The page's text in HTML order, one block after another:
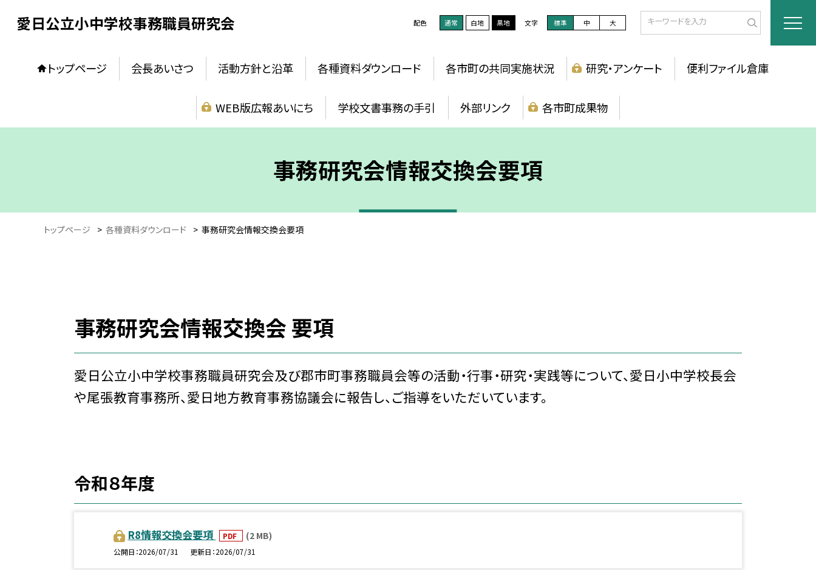
愛日公立小中学校事務職員研究会 配色 通常 白地 黒地 文字 標準 中 大
トップページ 会長あいさつ 活動方針と沿革 各種資料ダウンロード 各市町の共同実施状況 研究・アンケート 便利ファイル倉庫
WEB版広報あいにち 学校文書事務の手引 外部リンク 各市町成果物
事務研究会情報交換会要項
トップページ > 各種資料ダウンロード > 事務研究会情報交換会要項
事務研究会情報交換会 要項
愛日公立小中学校事務職員研究会及び郡市町事務職員会等の活動・行事・研究・実践等について、愛日小中学校長会
や尾張教育事務所、愛日地方教育事務協議会に報告し、ご指導をいただいています。
令和８年度
R8情報交換会要項 PDF (2 MB)
公開日 2026/07/31 更新日 2026/07/31